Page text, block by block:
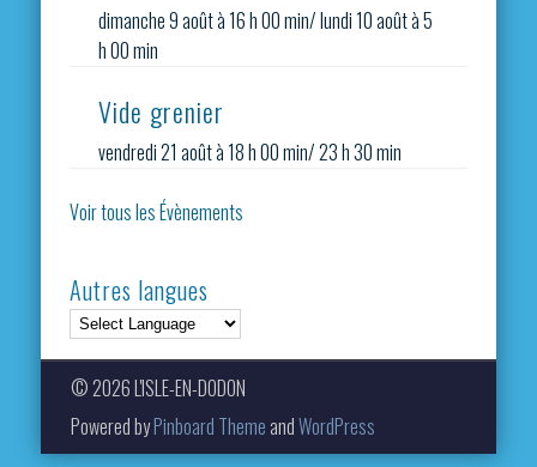
dimanche 9 août à 16 h 00 min/lundi 10 août à 5
h 00 min
Vide grenier
vendredi 21 août à 18 h 00 min/23 h 30 min
Voir tous les Évènements
Autres langues
© 2026 L'ISLE-EN-DODON
Powered byPinboard Theme andWordPress